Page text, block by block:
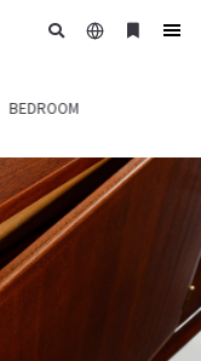
BEDROOM
日
ブ
ー